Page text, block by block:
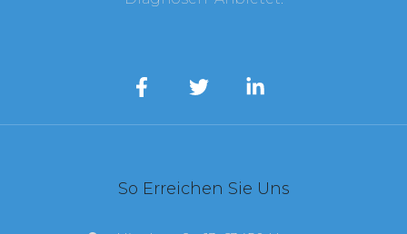
So Erreichen Sie Uns